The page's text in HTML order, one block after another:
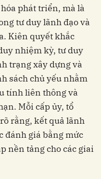
phát triển, mà là
tư duy lãnh đạo và
Kiên quyết khắc
nhiệm kỳ, tư duy
trạng xây dựng và
sách chủ yếu nhằm
tính liên thông và
Mỗi cấp ủy, tổ
rằng, kết quả lãnh
đánh giá bằng mức
nền tảng cho các giai